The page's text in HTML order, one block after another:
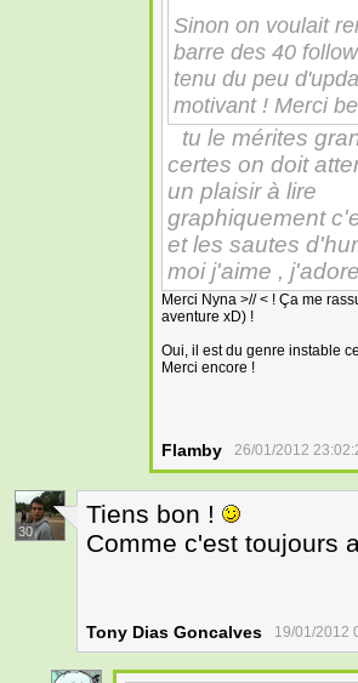
Sinon on voulait
barre des 40
tenu du peu
motivant ! Merci
tu le mérites
certes on doit
un plaisir à lire
graphiquement
et les sautes
moi j'aime ,
Merci Nyna >// < ! Ça me
aventure xD) !
Oui, il est du genre instable
Merci encore !
Flamby 26/01/2012
30
Tiens bon !
Comme c'est toujours
Tony Dias Goncalves 19/01/2012